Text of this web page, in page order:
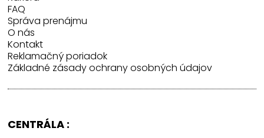
FAQ
Správa prenájmu
O nás
Kontakt
Reklamačný poriadok
Základné zásady ochrany osobných údajov
CENTRÁLA :